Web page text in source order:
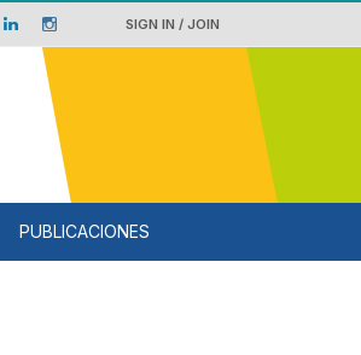
SIGN IN / JOIN
PUBLICACIONES